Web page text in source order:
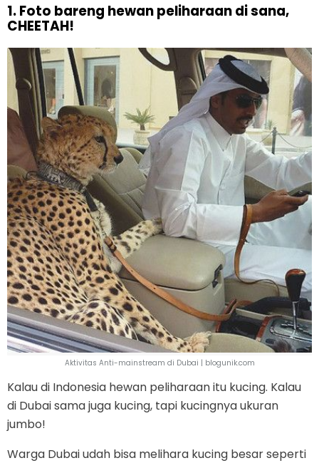
1. Foto bareng hewan peliharaan di sana,
CHEETAH!
Aktivitas Anti-mainstream di Dubai | blogunik.com
Kalau di Indonesia hewan peliharaan itu kucing. Kalau
di Dubai sama juga kucing, tapi kucingnya ukuran
jumbo!
Warga Dubai udah bisa melihara kucing besar seperti